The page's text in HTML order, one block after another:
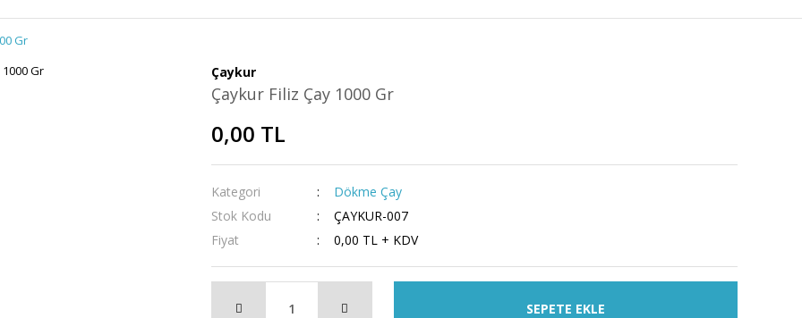
Gr
Çaykur
Çaykur Filiz Çay 1000 Gr
0,00 TL
Kategori
Dökme Çay
Stok Kodu
ÇAYKUR-007
Fiyat
0,00 TL + KDV
SEPETE EKLE